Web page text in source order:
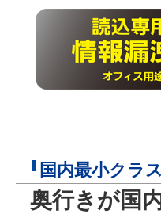
国内最小クラ
奥行きが国